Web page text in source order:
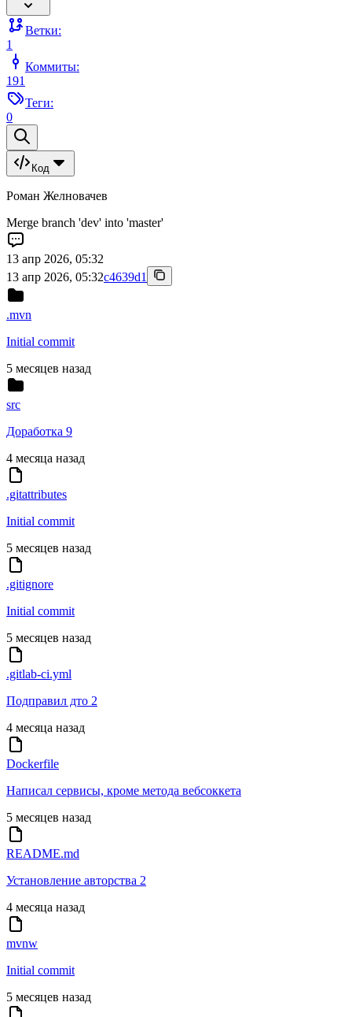
Ветки:
1
Коммиты:
191
Теги:
0
Код
Роман Желновачев
Merge branch 'dev' into 'master'
13 апр 2026, 05:32
13 апр 2026, 05:32c4639d1
.mvn
Initial commit
5 месяцев назад
src
Доработка 9
4 месяца назад
.gitattributes
Initial commit
5 месяцев назад
.gitignore
Initial commit
5 месяцев назад
.gitlab-ci.yml
Подправил дто 2
4 месяца назад
Dockerfile
Написал сервисы, кроме метода вебсоккета
5 месяцев назад
README.md
Установление авторства 2
4 месяца назад
mvnw
Initial commit
5 месяцев назад